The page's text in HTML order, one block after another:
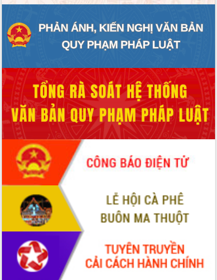
Định vị cà phê Việt Nam như một “di
Xây dựng nông thôn mới: Nâng cao đời
sống người dân từ những mô hình thiết
thực
nhanh tiến độ các dự án trọng điểm
trong Khu kinh tế Nam Phú Yên
Hòn Yến phát triển du lịch gắn với bảo
tồn biển
Lấy ý kiến điều chỉnh Quy hoạch tỉnh
Đắk Lắk thời kỳ 2021-2030, tầm nhìn
đến năm 2050
Phát động chiến dịch 30 ngày đêm
giải phóng mặt bằng Tuyến đường bộ
ven biển
Đắk Lắk nỗ lực thúc đẩy tăng trưởng
kinh tế từ 10% trở lên trong Quý
Đắk Lắk ký kết thỏa thuận hợp tác về
chuyển đổi số giai đoạn 2026 – 2030
với Tập đoàn Bưu chính Viễn thông
Thứ trưởng Bộ Y tế làm việc với tỉnh
Đắk Lắk về phát triển nhân lực y tế
cho trạm y tế cấp xã